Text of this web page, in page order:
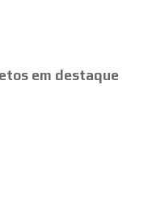
em destaque